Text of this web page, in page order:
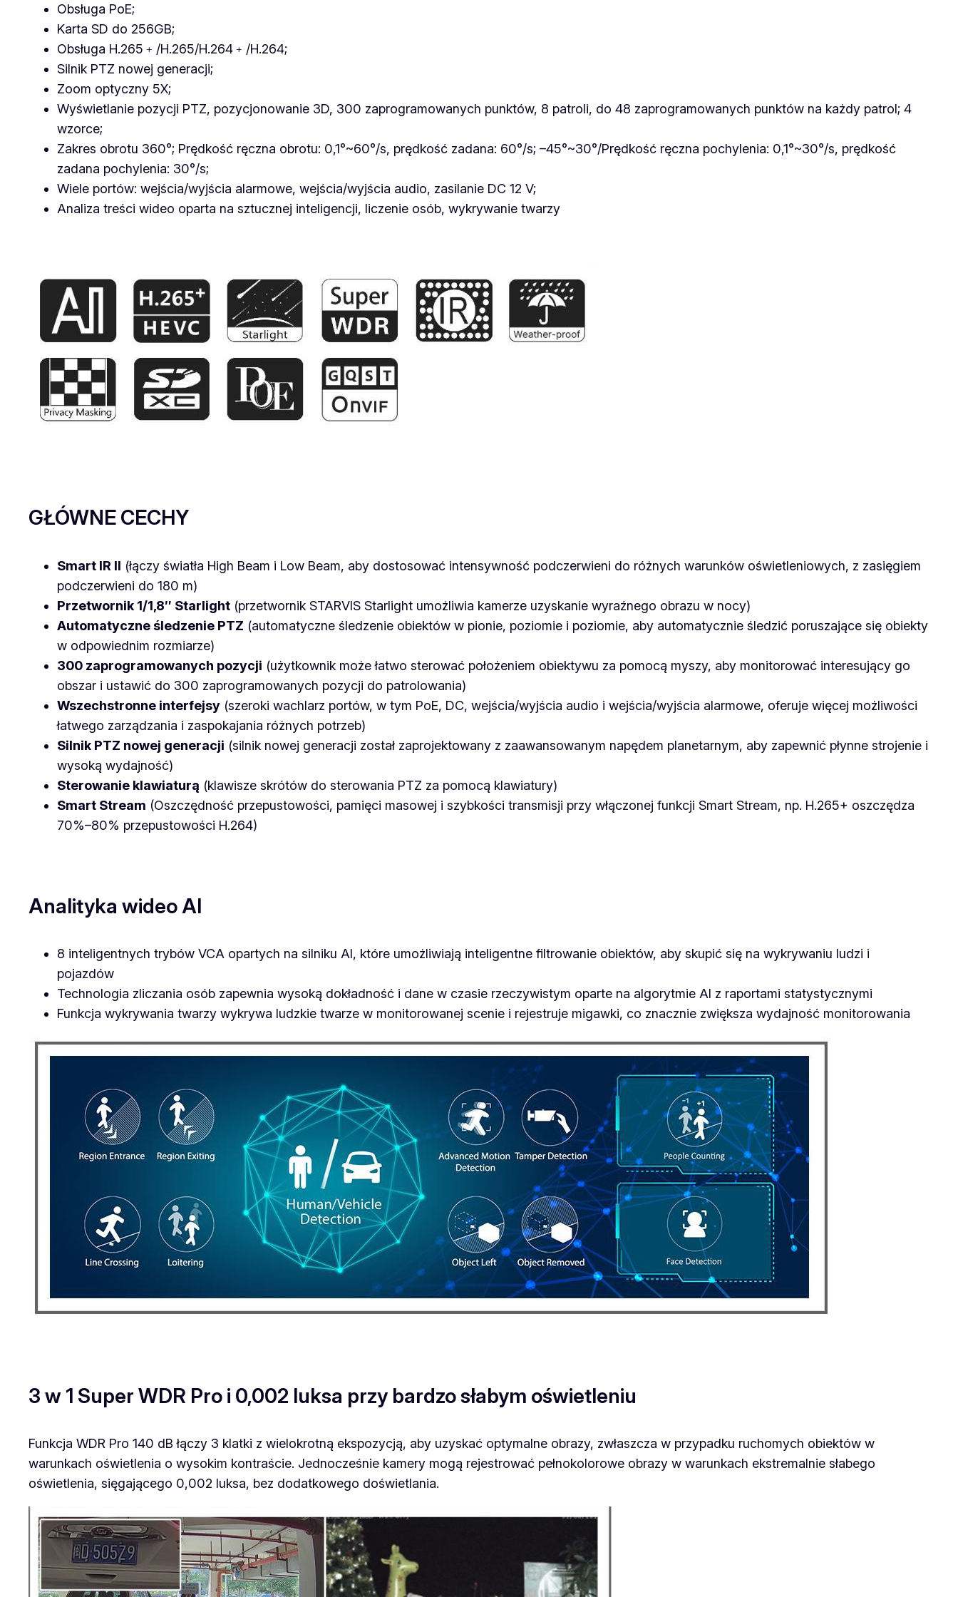
2
7
X
5
8
p
x
A
I
l
e
t
l
u
s
Obsługa PoE;
Karta SD do 256GB;
Obsługa H.265﹢/H.265/H.264﹢/H.264;
Silnik PTZ nowej generacji;
Zoom optyczny 5X;
Wyświetlanie pozycji PTZ, pozycjonowanie 3D, 300 zaprogramowanych punktów, 8 patroli, do 48 zaprogramowanych punktów na każdy patrol; 4
wzorce;
Zakres obrotu 360°; Prędkość ręczna obrotu: 0,1°~60°/s, prędkość zadana: 60°/s; –45°~30°/Prędkość ręczna pochylenia: 0,1°~30°/s, prędkość
zadana pochylenia: 30°/s;
Wiele portów: wejścia/wyjścia alarmowe, wejścia/wyjścia audio, zasilanie DC 12 V;
Analiza treści wideo oparta na sztucznej inteligencji, liczenie osób, wykrywanie twarzy
GŁÓWNE CECHY
Smart IR II (łączy światła High Beam i Low Beam, aby dostosować intensywność podczerwieni do różnych warunków oświetleniowych, z zasięgiem
podczerwieni do 180 m)
Przetwornik 1/1,8″ Starlight (przetwornik STARVIS Starlight umożliwia kamerze uzyskanie wyraźnego obrazu w nocy)
Automatyczne śledzenie PTZ (automatyczne śledzenie obiektów w pionie, poziomie i poziomie, aby automatycznie śledzić poruszające się obiekty
w odpowiednim rozmiarze)
300 zaprogramowanych pozycji (użytkownik może łatwo sterować położeniem obiektywu za pomocą myszy, aby monitorować interesujący go
obszar i ustawić do 300 zaprogramowanych pozycji do patrolowania)
Wszechstronne interfejsy (szeroki wachlarz portów, w tym PoE, DC, wejścia/wyjścia audio i wejścia/wyjścia alarmowe, oferuje więcej możliwości
łatwego zarządzania i zaspokajania różnych potrzeb)
Silnik PTZ nowej generacji (silnik nowej generacji został zaprojektowany z zaawansowanym napędem planetarnym, aby zapewnić płynne strojenie i
wysoką wydajność)
Sterowanie klawiaturą (klawisze skrótów do sterowania PTZ za pomocą klawiatury)
Smart Stream (Oszczędność przepustowości, pamięci masowej i szybkości transmisji przy włączonej funkcji Smart Stream, np. H.265+ oszczędza
70%–80% przepustowości H.264)
Analityka wideo AI
8 inteligentnych trybów VCA opartych na silniku AI, które umożliwiają inteligentne filtrowanie obiektów, aby skupić się na wykrywaniu ludzi i
pojazdów
Technologia zliczania osób zapewnia wysoką dokładność i dane w czasie rzeczywistym oparte na algorytmie AI z raportami statystycznymi
Funkcja wykrywania twarzy wykrywa ludzkie twarze w monitorowanej scenie i rejestruje migawki, co znacznie zwiększa wydajność monitorowania
3 w 1 Super WDR Pro i 0,002 luksa przy bardzo słabym oświetleniu
Funkcja WDR Pro 140 dB łączy 3 klatki z wielokrotną ekspozycją, aby uzyskać optymalne obrazy, zwłaszcza w przypadku ruchomych obiektów w
warunkach oświetlenia o wysokim kontraście. Jednocześnie kamery mogą rejestrować pełnokolorowe obrazy w warunkach ekstremalnie słabego
oświetlenia, sięgającego 0,002 luksa, bez dodatkowego doświetlania.